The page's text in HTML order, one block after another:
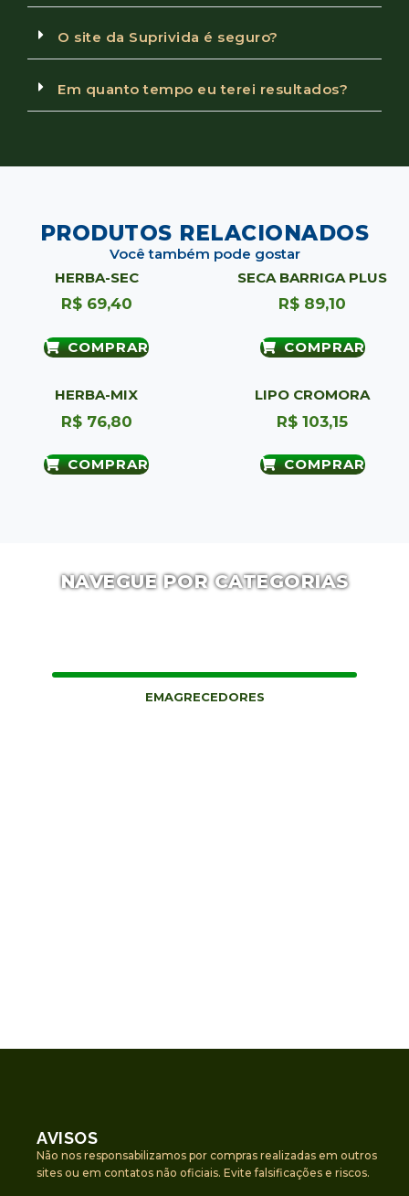
O site da Suprivida é seguro?
Em quanto tempo eu terei resultados?
PRODUTOS RELACIONADOS
Você também pode gostar
HERBA-SEC
R$69,40
COMPRAR
SECA BARRIGA PLUS
R$ 89,10
COMPRAR
HERBA-MIX
R$76,80
COMPRAR
LIPO CROMORA
R$ 103,15
COMPRAR
NAVEGUE POR CATEGORIAS
EMAGRECEDORES
AVISOS
Não nos responsabilizamos por compras realizadas em outros
sites ou em contatos não oficiais. Evite falsificações e riscos.